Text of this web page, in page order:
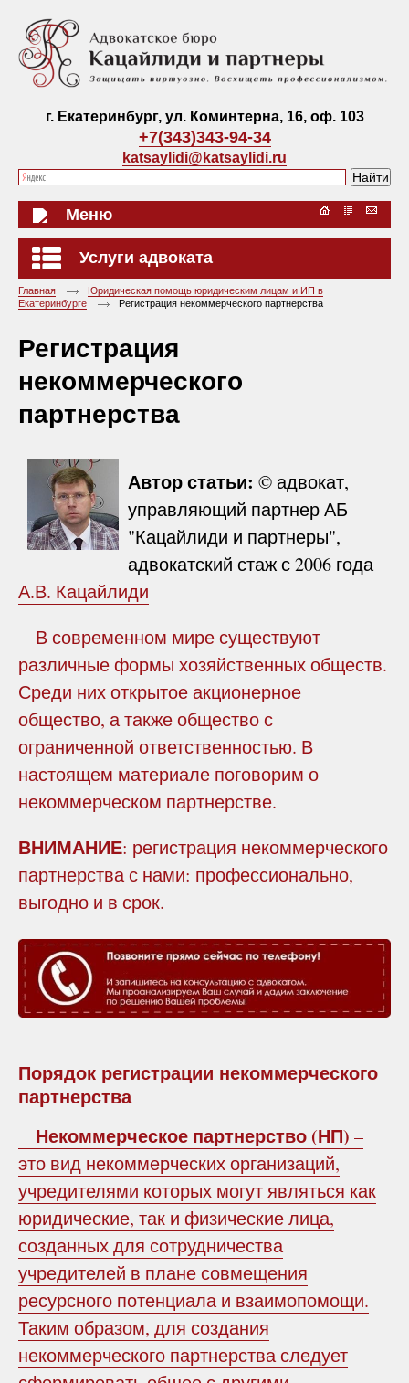
г. Екатеринбург, ул. Коминтерна, 16, оф. 103
+7(343)343-94-34
katsaylidi@katsaylidi.ru
Меню
Услуги адвоката
Главная
Юридическая помощь юридическим лицам и ИП в
Екатеринбурге
Регистрация некоммерческого партнерства
Регистрация
некоммерческого
партнерства
Автор статьи: © адвокат,
управляющий партнер АБ
"Кацайлиди и партнеры",
адвокатский стаж с 2006 года
А.В. Кацайлиди
В современном мире существуют
различные формы хозяйственных обществ.
Среди них открытое акционерное
общество, а также общество с
ограниченной ответственностью. В
настоящем материале поговорим о
некоммерческом партнерстве.
ВНИМАНИЕ: регистрация некоммерческого
партнерства с нами: профессионально,
выгодно и в срок.
Порядок регистрации некоммерческого
партнерства
Некоммерческое партнерство (НП) –
это вид некоммерческих организаций,
учредителями которых могут являться как
юридические, так и физические лица,
созданных для сотрудничества
учредителей в плане совмещения
ресурсного потенциала и взаимопомощи.
Таким образом, для создания
некоммерческого партнерства следует